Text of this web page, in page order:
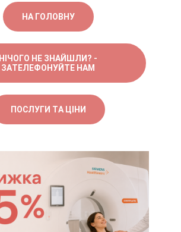
НА ГОЛОВНУ
НІЧОГО НЕ ЗНАЙШЛИ? -
ЗАТЕЛЕФОНУЙТЕ НАМ
ПОСЛУГИ ТА ЦІНИ